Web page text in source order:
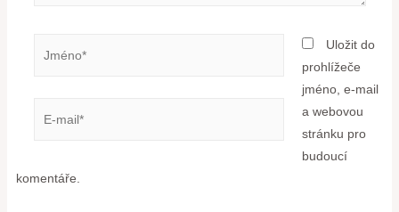
Uložit do
prohlížeče
jméno, e-mail
a webovou
stránku pro
budoucí
komentáře.